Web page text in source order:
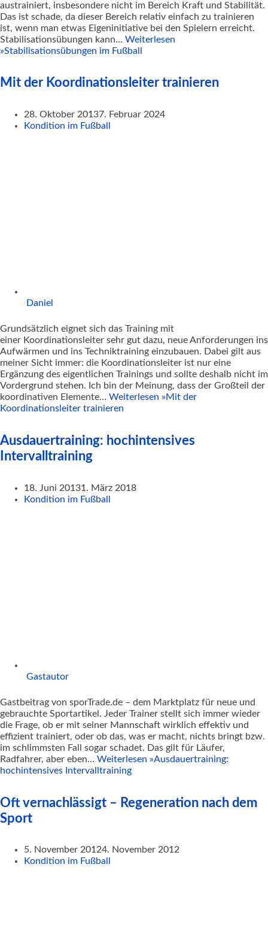
austrainiert, insbesondere nicht im Bereich Kraft und Stabilität.
Das ist schade, da dieser Bereich relativ einfach zu trainieren
ist, wenn man etwas Eigeninitiative bei den Spielern erreicht.
Stabilisationsübungen kann… Weiterlesen
»Stabilisationsübungen im Fußball
Mit der Koordinationsleiter trainieren
28. Oktober 20137. Februar 2024
Kondition im Fußball
Daniel
Grundsätzlich eignet sich das Training mit
einer Koordinationsleiter sehr gut dazu, neue Anforderungen ins
Aufwärmen und ins Techniktraining einzubauen. Dabei gilt aus
meiner Sicht immer: die Koordinationsleiter ist nur eine
Ergänzung des eigentlichen Trainings und sollte deshalb nicht im
Vordergrund stehen. Ich bin der Meinung, dass der Großteil der
koordinativen Elemente… Weiterlesen »Mit der
Koordinationsleiter trainieren
Ausdauertraining: hochintensives
Intervalltraining
18. Juni 20131. März 2018
Kondition im Fußball
Gastautor
Gastbeitrag von sporTrade.de – dem Marktplatz für neue und
gebrauchte Sportartikel. Jeder Trainer stellt sich immer wieder
die Frage, ob er mit seiner Mannschaft wirklich effektiv und
effizient trainiert, oder ob das, was er macht, nichts bringt bzw.
im schlimmsten Fall sogar schadet. Das gilt für Läufer,
Radfahrer, aber eben… Weiterlesen »Ausdauertraining:
hochintensives Intervalltraining
Oft vernachlässigt – Regeneration nach dem
Sport
5. November 20124. November 2012
Kondition im Fußball